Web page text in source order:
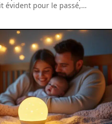
évident pour le passé,…